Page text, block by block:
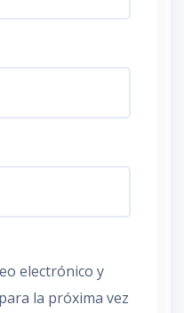
electrónico y
la próxima vez